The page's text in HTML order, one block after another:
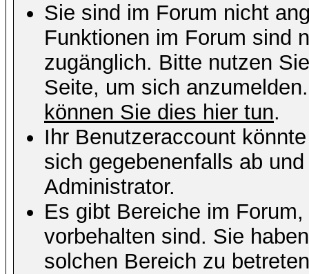
Sie sind im Forum nicht
Funktionen im Forum sind
zugänglich. Bitte nutzen
Seite, um sich
können Sie dies hier tun.
Ihr Benutzeraccount
sich gegebenenfalls ab
Administrator.
Es gibt Bereiche im
vorbehalten sind. Sie
solchen Bereich zu